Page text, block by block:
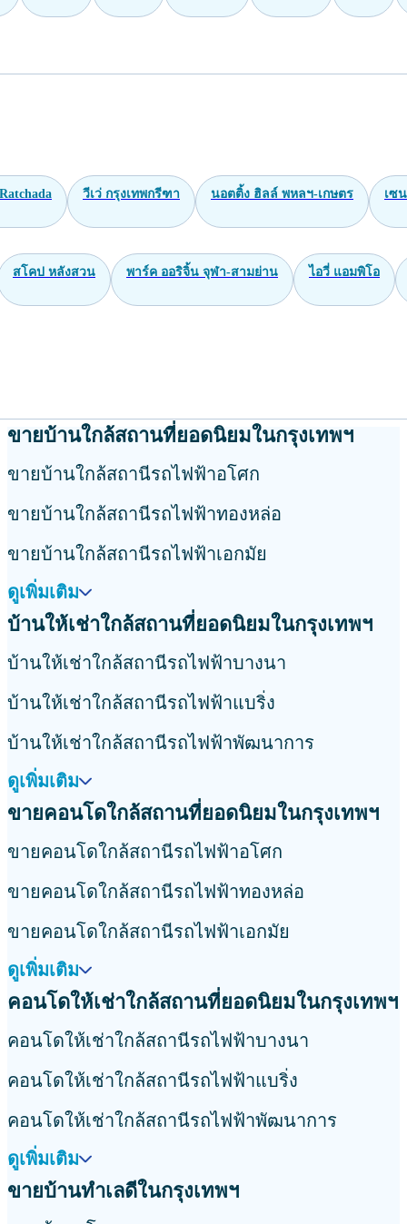
วีเว่ กรุงเทพกรีฑา นอตติ้ง ฮิลล์ พหลฯ-เกษตร เซ
สโคป หลังสวน พาร์ค ออริจิ้น จุฬา-สามย่าน ไอวี่ แอมพิโอ
ขายบ้านใกล้สถานที่ยอดนิยมในกรุงเทพฯ
ขายบ้านใกล้สถานีรถไฟฟ้าอโศก
ขายบ้านใกล้สถานีรถไฟฟ้าทองหล่อ
ขายบ้านใกล้สถานีรถไฟฟ้าเอกมัย
ดูเพิ่มเติม
บ้านให้เช่าใกล้สถานที่ยอดนิยมในกรุงเทพฯ
บ้านให้เช่าใกล้สถานีรถไฟฟ้าบางนา
บ้านให้เช่าใกล้สถานีรถไฟฟ้าแบริ่ง
บ้านให้เช่าใกล้สถานีรถไฟฟ้าพัฒนาการ
ดูเพิ่มเติม
ขายคอนโดใกล้สถานที่ยอดนิยมในกรุงเทพฯ
ขายคอนโดใกล้สถานีรถไฟฟ้าอโศก
ขายคอนโดใกล้สถานีรถไฟฟ้าทองหล่อ
ขายคอนโดใกล้สถานีรถไฟฟ้าเอกมัย
ดูเพิ่มเติม
คอนโดให้เช่าใกล้สถานที่ยอดนิยมในกรุงเทพฯ
คอนโดให้เช่าใกล้สถานีรถไฟฟ้าบางนา
คอนโดให้เช่าใกล้สถานีรถไฟฟ้าแบริ่ง
คอนโดให้เช่าใกล้สถานีรถไฟฟ้าพัฒนาการ
ดูเพิ่มเติม
ขายบ้านทำเลดีในกรุงเทพฯ